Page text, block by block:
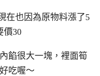
在也因為原物料漲了5
價30
餡很大一塊，裡面筍
吃喔～